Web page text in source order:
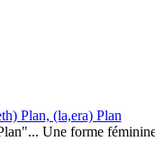
Plan, (la,era) Plan
Une forme